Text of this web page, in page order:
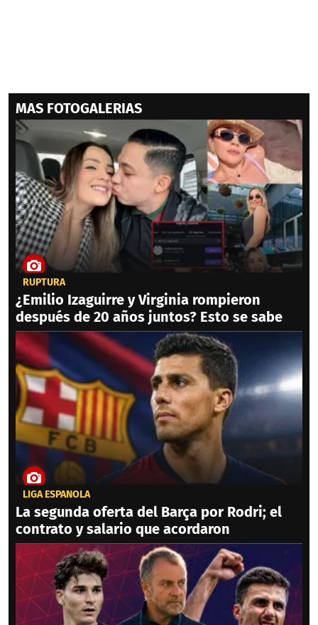
MAS FOTOGALERIAS
RUPTURA
¿Emilio Izaguirre y Virginia rompieron
después de 20 años juntos? Esto se sabe
LIGA ESPAÑOLA
La segunda oferta del Barça por Rodri; el
contrato y salario que acordaron